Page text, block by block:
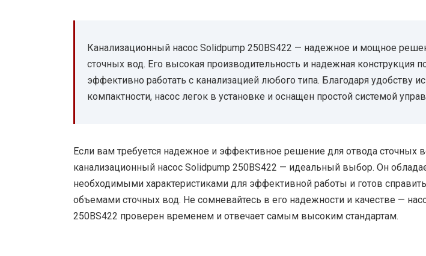
Канализационный насос Solidpump 250BS422 — надежное и мощное
сточных вод. Его высокая производительность и надежная конструкция
эффективно работать с канализацией любого типа. Благодаря удобству
компактности, насос легок в установке и оснащен простой системой
Если вам требуется надежное и эффективное решение для отвода сточных
канализационный насос Solidpump 250BS422 — идеальный выбор. Он
необходимыми характеристиками для эффективной работы и готов
объемами сточных вод. Не сомневайтесь в его надежности и качестве —
250BS422 проверен временем и отвечает самым высоким стандартам.